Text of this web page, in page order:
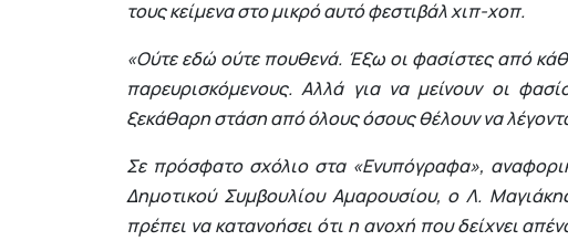
τους κείμενα στο μικρό αυτό φεστιβάλ χιπ-χοπ.
«Ούτε εδώ ούτε πουθενά. Έξω οι φασίστες από
παρευρισκόμενους. Αλλά για να μείνουν οι
ξεκάθαρη στάση από όλους όσους θέλουν να
Σε πρόσφατο σχόλιο στα «Ενυπόγραφα»,
Δημοτικού Συμβουλίου Αμαρουσίου, ο Λ.
πρέπει να κατανοήσει ότι η ανοχή που δείχνει